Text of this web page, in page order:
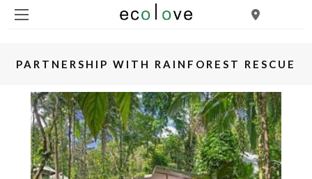
PARTNERSHIP WITH RAINFOREST RESCUE